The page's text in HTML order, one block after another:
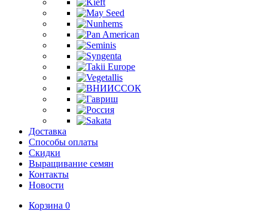
Доставка
Способы оплаты
Скидки
Выращивание семян
Контакты
Новости
Корзина 0